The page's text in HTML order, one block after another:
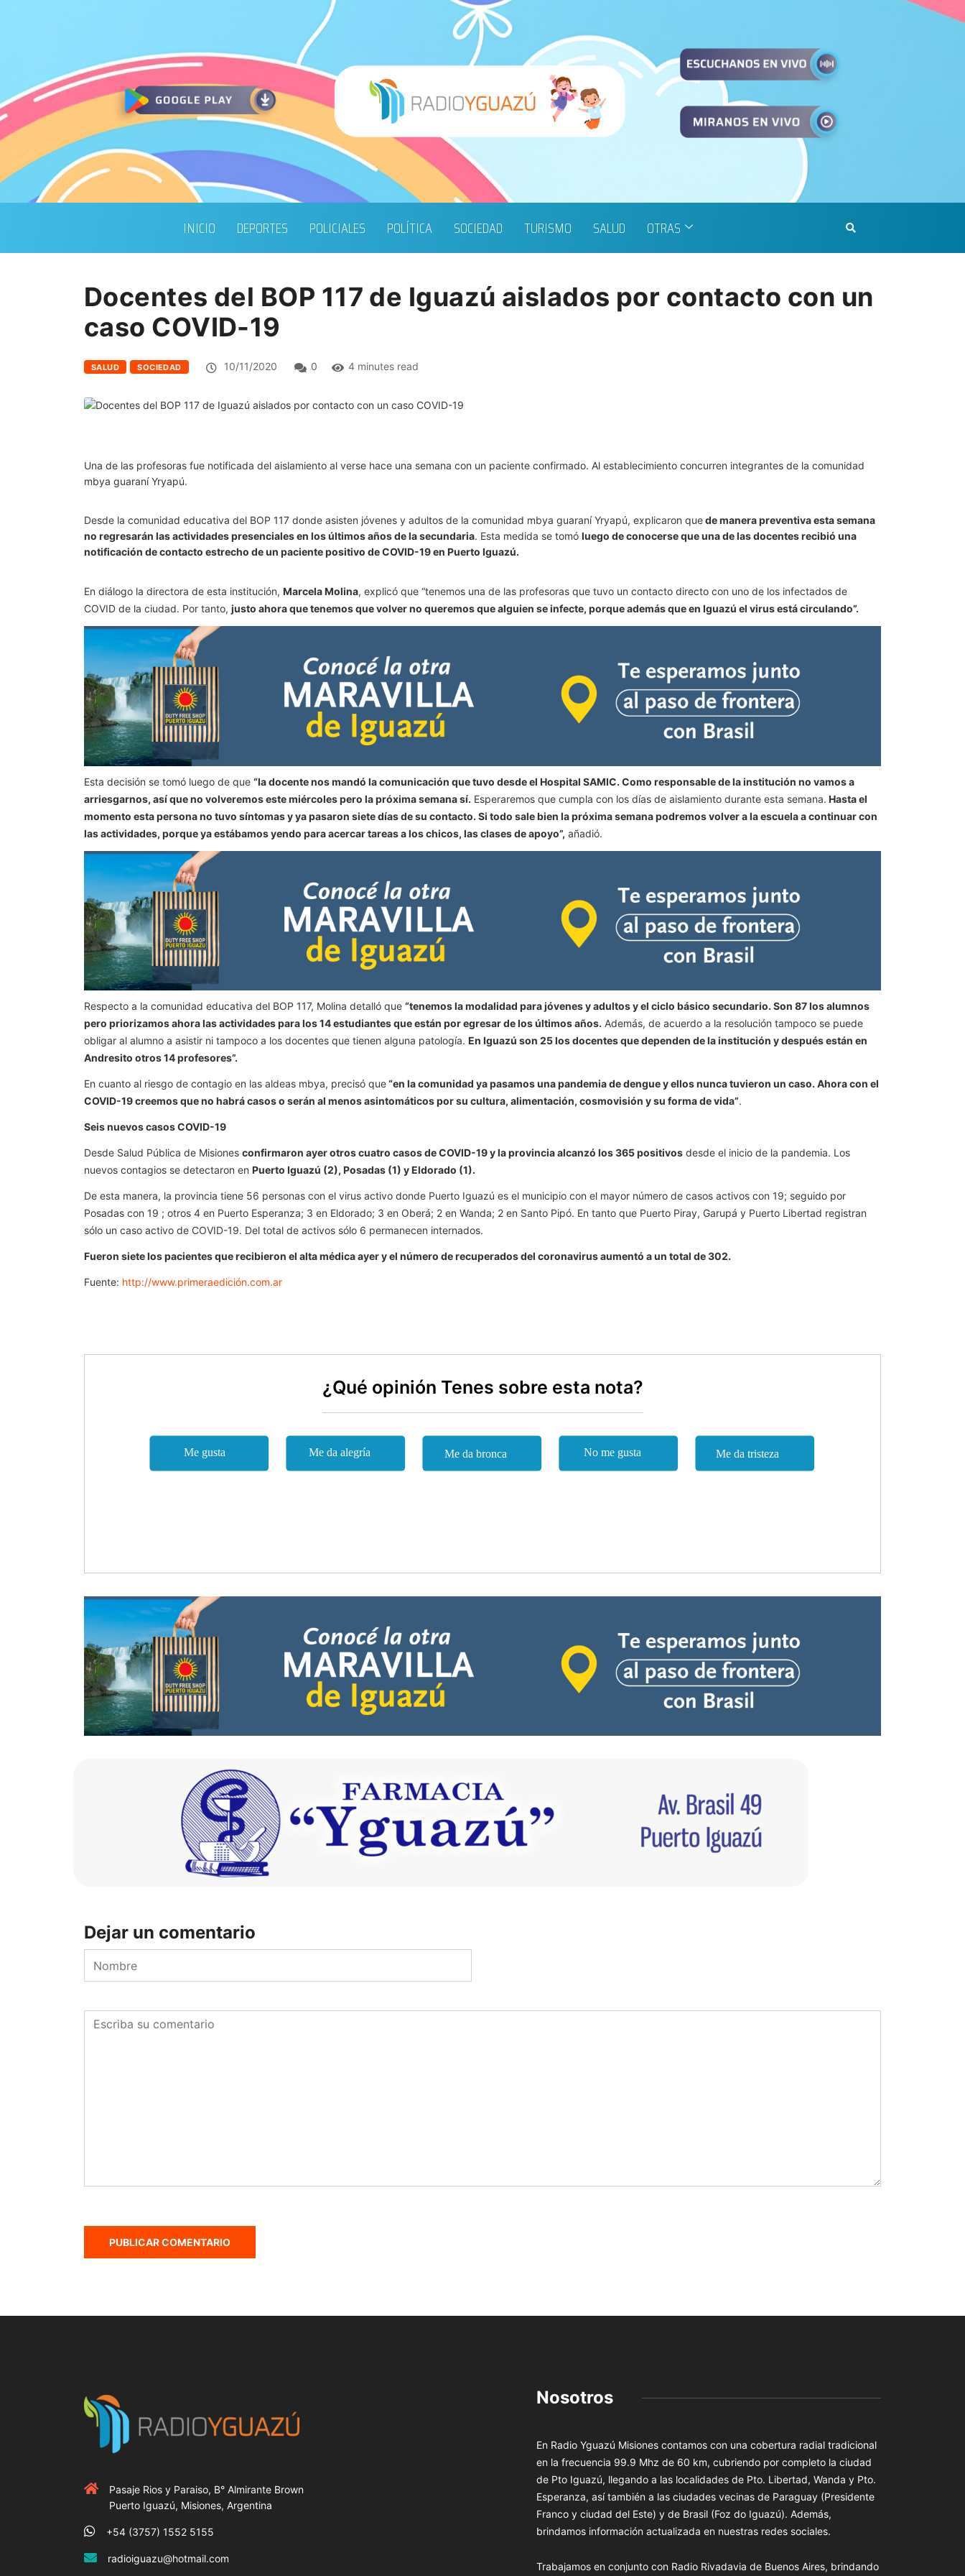
INICIO DEPORTES POLICIALES POLÍTICA SOCIEDAD TURISMO SALUD OTRAS
Docentes del BOP 117 de Iguazú aislados por contacto con un
caso COVID-19
SALUD SOCIEDAD 10/11/2020 0 4 minutes read
Una de las profesoras fue notificada del aislamiento al verse hace una semana con un paciente confirmado. Al establecimiento concurren integrantes de la comunidad
mbya guaraní Yryapú.
Desde la comunidad educativa del BOP 117 donde asisten jóvenes y adultos de la comunidad mbya guaraní Yryapú, explicaron quede manera preventiva esta semana
no regresarán las actividades presenciales en los últimos años de la secundaria. Esta medida se tomó luego de conocerse que una de las docentes recibió una
notificación de contacto estrecho de un paciente positivo de COVID-19 en Puerto Iguazú.
En diálogo la directora de esta institución, Marcela Molina, explicó que “tenemos una de las profesoras que tuvo un contacto directo con uno de los infectados de
COVID de la ciudad. Por tanto, justo ahora que tenemos que volver no queremos que alguien se infecte, porque además que en Iguazú el virus está circulando”.
Esta decisión se tomó luego de que “la docente nos mandó la comunicación que tuvo desde el Hospital SAMIC. Como responsable de la institución no vamos a
arriesgarnos, así que no volveremos este miércoles pero la próxima semana sí. Esperaremos que cumpla con los días de aislamiento durante esta semana. Hasta el
momento esta persona no tuvo síntomas y ya pasaron siete días de su contacto. Si todo sale bien la próxima semana podremos volver a la escuela a continuar con
las actividades, porque ya estábamos yendo para acercar tareas a los chicos, las clases de apoyo”, añadió.
Respecto a la comunidad educativa del BOP 117, Molina detalló que “tenemos la modalidad para jóvenes y adultos y el ciclo básico secundario. Son 87 los alumnos
pero priorizamos ahora las actividades para los 14 estudiantes que están por egresar de los últimos años. Además, de acuerdo a la resolución tampoco se puede
obligar al alumno a asistir ni tampoco a los docentes que tienen alguna patología. En Iguazú son 25 los docentes que dependen de la institución y después están en
Andresito otros 14 profesores”.
En cuanto al riesgo de contagio en las aldeas mbya, precisó que“en la comunidad ya pasamos una pandemia de dengue y ellos nunca tuvieron un caso. Ahora con el
COVID-19 creemos que no habrá casos o serán al menos asintomáticos por su cultura, alimentación, cosmovisión y su forma de vida”.
Seis nuevos casos COVID-19
Desde Salud Pública de Misiones confirmaron ayer otros cuatro casos de COVID-19 y la provincia alcanzó los 365 positivos desde el inicio de la pandemia. Los
nuevos contagios se detectaron en Puerto Iguazú (2), Posadas (1) y Eldorado (1).
De esta manera, la provincia tiene 56 personas con el virus activo donde Puerto Iguazú es el municipio con el mayor número de casos activos con 19; seguido por
Posadas con 19 ; otros 4 en Puerto Esperanza; 3 en Eldorado; 3 en Oberá; 2 en Wanda; 2 en Santo Pipó. En tanto que Puerto Piray, Garupá y Puerto Libertad registran
sólo un caso activo de COVID-19. Del total de activos sólo 6 permanecen internados.
Fueron siete los pacientes que recibieron el alta médica ayer y el número de recuperados del coronavirus aumentó a un total de 302.
Fuente: http://www.primeraedición.com.ar
¿Qué opinión Tenes sobre esta nota?
Dejar un comentario
Pasaje Rios y Paraiso, B° Almirante Brown
Puerto Iguazú, Misiones, Argentina
+54 (3757) 1552 5155
radioiguazu@hotmail.com
Nosotros
En Radio Yguazú Misiones contamos con una cobertura radial tradicional
en la frecuencia 99.9 Mhz de 60 km, cubriendo por completo la ciudad
de Pto Iguazú, llegando a las localidades de Pto. Libertad, Wanda y Pto.
Esperanza, así también a las ciudades vecinas de Paraguay (Presidente
Franco y ciudad del Este) y de Brasil (Foz do Iguazú). Además,
brindamos información actualizada en nuestras redes sociales.
Trabajamos en conjunto con Radio Rivadavia de Buenos Aires, brindando